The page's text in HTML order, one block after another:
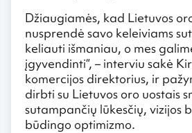
Džiaugiamės, kad Lietuvos
nusprendė savo keleiviams
keliauti išmaniau, o mes
įgyvendinti“, – interviu sakė
komercijos direktorius, ir
dirbti su Lietuvos oro uostais
sutampančių lūkesčių, vizijos
būdingo optimizmo.